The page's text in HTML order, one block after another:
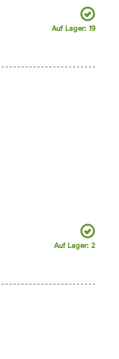
Auf Lager: 19
Auf Lager: 2